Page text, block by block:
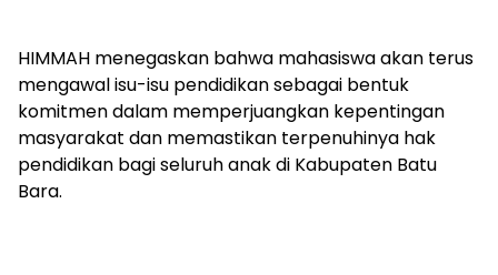
HIMMAH menegaskan bahwa mahasiswa akan terus
mengawal isu-isu pendidikan sebagai bentuk
komitmen dalam memperjuangkan kepentingan
masyarakat dan memastikan terpenuhinya hak
pendidikan bagi seluruh anak di Kabupaten Batu
Bara.